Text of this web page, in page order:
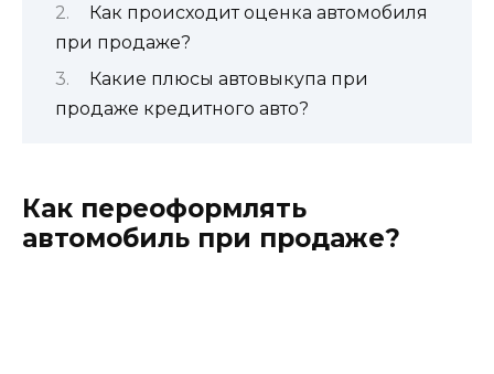
Как происходит оценка автомобиля
при продаже?
Какие плюсы автовыкупа при
продаже кредитного авто?
Как переоформлять
автомобиль при продаже?